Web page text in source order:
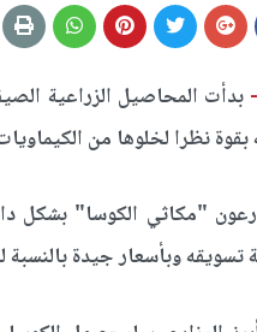
-بدأت المحاصيل الزراعية
نظرا لخلوها من
"مكاثي الكوسا" بشكل
وبأسعار جيدة بالنسبة